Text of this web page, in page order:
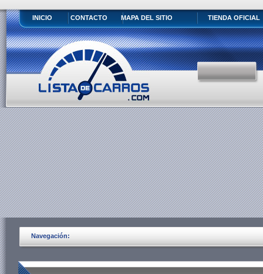
INICIO CONTACTO MAPA DEL SITIO TIENDA OFICIAL
Navegación: